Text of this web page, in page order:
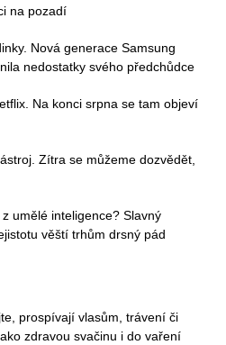
na pozadí
Nová generace Samsung
nedostatky svého předchůdce
Na konci srpna se tam objeví
Zítra se můžeme dozvědět,
umělé inteligence? Slavný
věští trhům drsný pád
prospívají vlasům, trávení či
zdravou svačinu i do vaření